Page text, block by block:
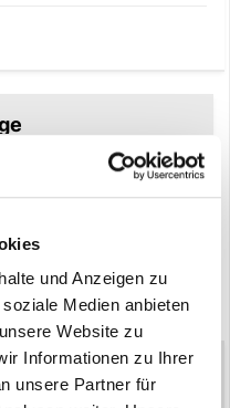
und Anzeigen zu
Medien anbieten
Website zu
Informationen zu Ihrer
unsere Partner für
nicht mehr zu sehen.